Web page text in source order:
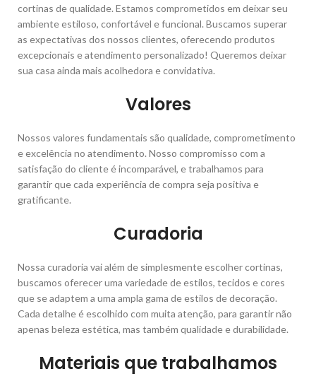
cortinas de qualidade. Estamos comprometidos em deixar seu
ambiente estiloso, confortável e funcional. Buscamos superar
as expectativas dos nossos clientes, oferecendo produtos
excepcionais e atendimento personalizado! Queremos deixar
sua casa ainda mais acolhedora e convidativa.
Valores
Nossos valores fundamentais são qualidade, comprometimento
e excelência no atendimento. Nosso compromisso com a
satisfação do cliente é incomparável, e trabalhamos para
garantir que cada experiência de compra seja positiva e
gratificante.
Curadoria
Nossa curadoria vai além de simplesmente escolher cortinas,
buscamos oferecer uma variedade de estilos, tecidos e cores
que se adaptem a uma ampla gama de estilos de decoração.
Cada detalhe é escolhido com muita atenção, para garantir não
apenas beleza estética, mas também qualidade e durabilidade.
Materiais que trabalhamos